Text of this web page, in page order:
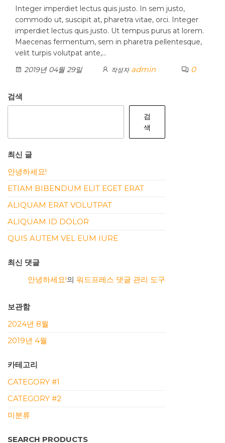
Integer imperdiet lectus quis justo. In sem justo,
commodo ut, suscipit at, pharetra vitae, orci. Integer
imperdiet lectus quis justo. Ut tempus purus at lorem.
Maecenas fermentum, sem in pharetra pellentesque,
velit turpis volutpat ante,…
2019년 04월 29일
작성자 admin 0
검색
검
색
최신 글
안녕하세요!
ETIAM BIBENDUM ELIT EGET ERAT
ALIQUAM ERAT VOLUTPAT
ALIQUAM ID DOLOR
QUIS AUTEM VEL EUM IURE
최신 댓글
안녕하세요!의 워드프레스 댓글 관리 도구
보관함
2024년 8월
2019년 4월
카테고리
CATEGORY #1
CATEGORY #2
미분류
SEARCH PRODUCTS